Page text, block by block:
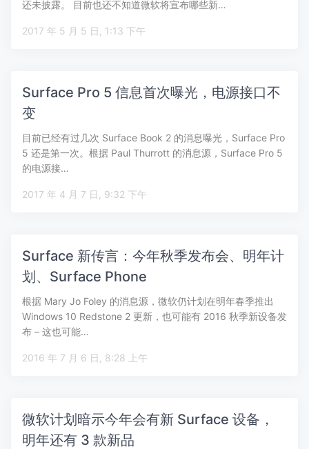
还未披露。 目前也还不知道微软将宣布哪些新…
2017 年 5 月 5 日, 1:13 下午
Surface Pro 5 信息首次曝光，电源接口不
变
目前已经有过几次 Surface Book 2 的消息曝光，Surface Pro
5 还是第一次。根据 Paul Thurrott 的消息源，Surface Pro 5
的电源接…
2017 年 4 月 7 日, 9:32 下午
Surface 新传言：今年秋季发布会、明年计
划、Surface Phone
根据 Mary Jo Foley 的消息源，微软仍计划在明年春季推出
Windows 10 Redstone 2 更新，也可能有 2016 秋季新设备发
布 – 这也可能…
2016 年 7 月 6 日, 8:28 上午
微软计划暗示今年会有新 Surface 设备，
明年还有 3 款新品